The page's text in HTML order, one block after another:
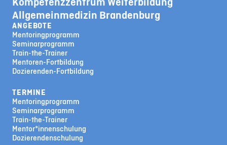
Allgemeinmedizin Brandenburg
ANGEBOTE
Mentoringprogramm
Seminarprogramm
Train-the-Trainer
Mentoren-Fortbildung
Dozierenden-Fortbildung
TERMINE
Mentoringprogramm
Seminarprogramm
Train-the-Trainer
Mentor*innenschulung
Dozierendenschulung